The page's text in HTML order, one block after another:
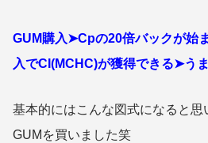
GUM購入➤Cpの20倍バックが始
入でCI(MCHC)が獲得できる➤う
基本的にはこんな図式になると
GUMを買いました笑